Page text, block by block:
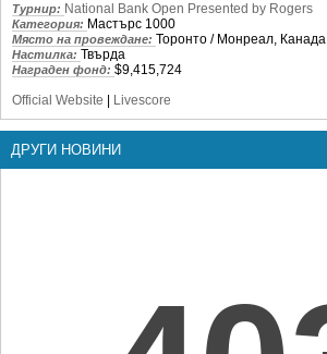
Турнир: National Bank Open Presented by Rogers
Категория: Мастърс 1000
Място на провеждане: Торонто / Монреал, Канада
Настилка: Твърда
Награден фонд: $9,415,724
Official Website
Livescore
ДРУГИ НОВИНИ